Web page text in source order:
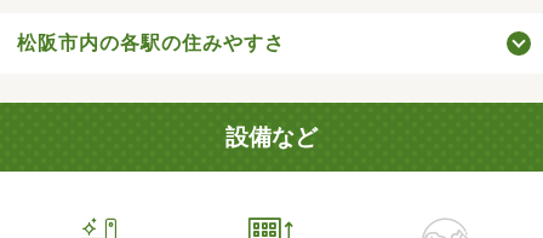
松阪市内の各駅の住みやすさ
設備など